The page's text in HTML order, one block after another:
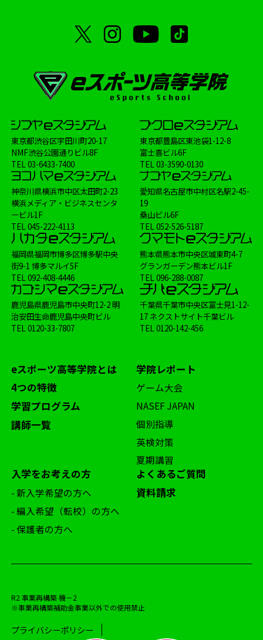
オープンスクール
eFootball
呂布カルマ
授業
中学生コース
スクーリング
海外視察
STAGE:0
シブヤeスタジアム
ブクロeスタジアム
ナゴヤeスタジアム
ヨコハマeスタジアム
大会
Shadowverse
学校生活
メディア掲載情報
制服
イベント
FIFA 講師 オンラインコース
東京都渋谷区宇田川町20-17
NMF渋谷公園通りビル8F
TEL03-6433-7400
東京都豊島区東池袋1-12-8
富士喜ビル6F
TEL03-3590-0130
神奈川県横浜市中区太田町2-23
横浜メディア・ビジネスセンタ
ービル1F
TEL045-222-4113
愛知県名古屋市中村区名駅2-45-
19
桑山ビル6F
TEL052-526-5187
福岡県福岡市博多区博多駅中央
街9-1 博多マルイ5F
TEL092-408-4446
熊本県熊本市中央区城東町4-7
グランガーデン熊本ビル1F
TEL096-288-0087
鹿児島県鹿児島市中央町12-2 明
治安田生命鹿児島中央町ビル
TEL0120-33-7807
千葉県千葉市中央区富士見1-12-
17 ネクストサイト千葉ビル
TEL0120-142-456
eスポーツ高等学院とは
4つの特徴
学習プログラム
講師一覧
学院レポート
ゲーム大会
NASEF JAPAN
個別指導
英検対策
夏期講習
入学をお考えの方
- 新入学希望の方へ
- 編入希望（転校）の方へ
- 保護者の方へ
よくあるご質問
資料請求
R2 事業再構築 機－2
※事業再構築補助金事業以外での使用禁止
プライバシーポリシー